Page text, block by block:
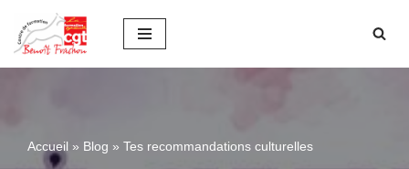
Aller
Accueil » Blog » Tes recommandations culturelles